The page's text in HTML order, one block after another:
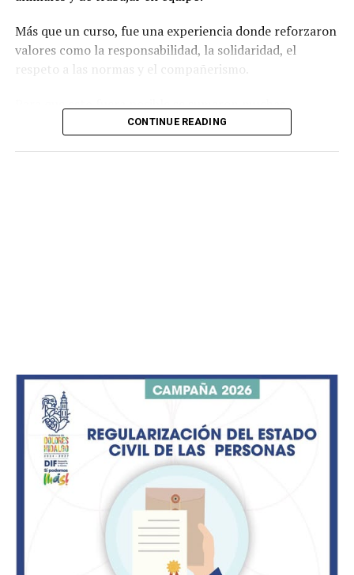
Más que un curso, fue una experiencia donde reforzaron
valores como la responsabilidad, la solidaridad, el
respeto a las normas y el compañerismo.
dependencias que todos los días trabajan por la
CONTINUE READING